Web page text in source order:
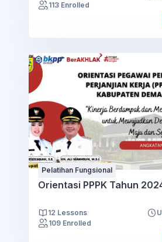
113 Enrolled
Pelatihan Fungsional
Orientasi PPPK Tahun
12 Lessons
109 Enrolled